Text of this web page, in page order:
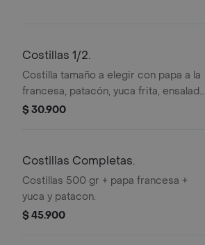
Costillas 1/2.
Costilla tamaño a elegir con papa a la
francesa, patacón, yuca frita, ensalada
de de lechuga, tomate y aguacate.
$ 30.900
Costillas Completas.
Costillas 500 gr + papa francesa +
yuca y patacon.
$ 45.900